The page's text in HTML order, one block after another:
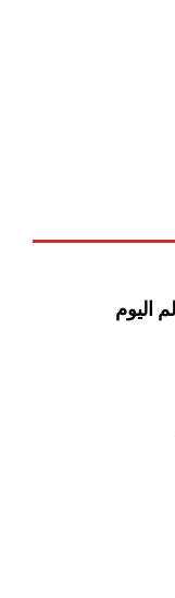
اليوم